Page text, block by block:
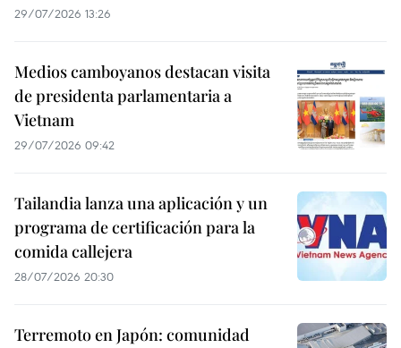
29/07/2026 13:26
Medios camboyanos destacan visita
de presidenta parlamentaria a
Vietnam
29/07/2026 09:42
Tailandia lanza una aplicación y un
programa de certificación para la
comida callejera
28/07/2026 20:30
Terremoto en Japón: comunidad